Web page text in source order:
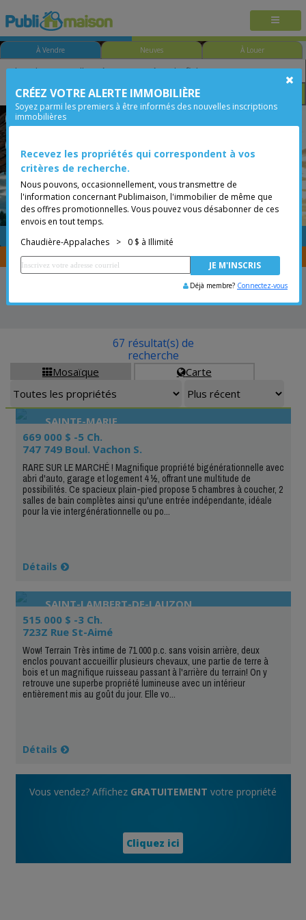
À Vendre Neuves À Louer
Chambre Prix
Disraeli - Paroisse
Placer une annonce GRATUITE
Vous êtes courtier, transférer vos propriétés avecCENTRIS
Mosaïque Carte
67 résultat(s) de
recherche
SAINTE-MARIE
669 000 $ -5 Ch.
747 749 Boul. Vachon S.
RARE SUR LE MARCHÉ ! Magnifique propriété bigénérationnelle avec
abri d'auto, garage et logement 4 ½, offrant une multitude de
possibilités. Ce spacieux plain-pied propose 5 chambres à coucher, 2
salles de bain complètes ainsi qu'une entrée indépendante, idéale
pour la vie intergénérationnelle ou po...
Détails
SAINT-LAMBERT-DE-LAUZON
515 000 $ -3 Ch.
723Z Rue St-Aimé
Wow! Terrain Très intime de 71 000 p.c. sans voisin arrière, deux
enclos pouvant accueillir plusieurs chevaux, une partie de terre à
bois et un magnifique ruisseau passant à l'arrière du terrain! On y
retrouve une superbe propriété lumineuse avec un intérieur
entièrement mis au goût du jour. Elle vo...
Détails
Vous vendez? Affichez GRATUITEMENT votre propriété
Cliquez ici
CRÉEZ VOTRE ALERTE IMMOBILIÈRE
Soyez parmi les premiers à être informés des nouvelles inscriptions
immobilières
Recevez les propriétés qui correspondent à vos
critères de recherche.
Nous pouvons, occasionnellement, vous transmettre de
l'information concernant Publimaison, l'immobilier de même que
des offres promotionnelles. Vous pouvez vous désabonner de ces
envois en tout temps.
Chaudière-Appalaches
> 0 $ à Illimité
Déjà membre? Connectez-vous